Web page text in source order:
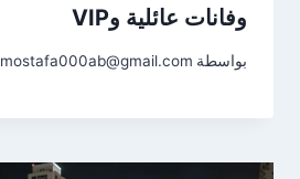
وفانات عائلية وVIP
بواسطة mostafa000ab@gmail.com